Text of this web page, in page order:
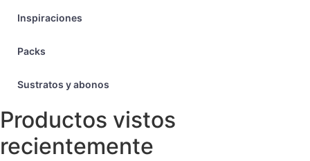
Inspiraciones
Packs
Sustratos y abonos
Productos vistos
recientemente